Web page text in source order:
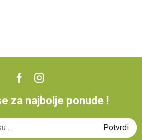
za najbolje ponude !